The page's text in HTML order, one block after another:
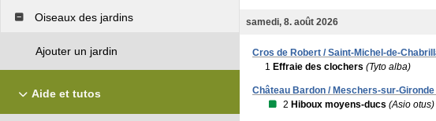
Oiseaux des jardins
Ajouter un jardin
Aide et tutos
samedi, 8. août 2026
Cros de Robert / Saint-Michel-de-
1 Effraie des clochers (Tyto alba)
Château Bardon / Meschers-sur-Gironde
2 Hiboux moyens-ducs (Asio otus)